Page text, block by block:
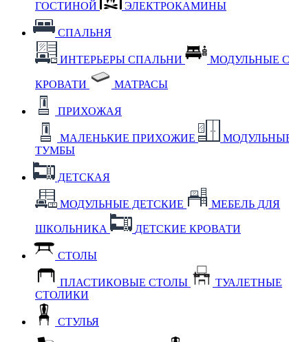
ГОСТИНОЙ ЭЛЕКТРОКАМИНЫ
СПАЛЬНЯ
ИНТЕРЬЕРЫ СПАЛЬНИ МОДУЛЬНЫЕ
КРОВАТИ МАТРАСЫ
ПРИХОЖАЯ
МАЛЕНЬКИЕ ПРИХОЖИЕ
ТУМБЫ
ДЕТСКАЯ
МОДУЛЬНЫЕ ДЕТСКИЕ МЕБЕЛЬ ДЛЯ
ШКОЛЬНИКА ДЕТСКИЕ КРОВАТИ
СТОЛЫ
ПЛАСТИКОВЫЕ СТОЛЫ
ТУАЛЕТНЫЕ
СТОЛИКИ
СТУЛЬЯ